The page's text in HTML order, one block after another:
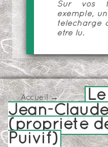
Sur vos
exemple,
téléchargé
être lu.
Accueil→
Jean-
(propriété
Puivif)